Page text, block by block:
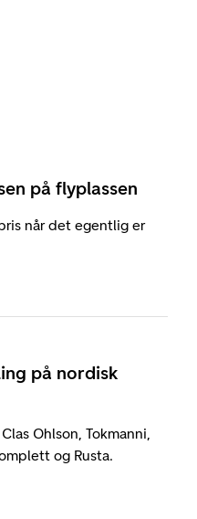
på flyplassen
når det egentlig er
på nordisk
Ohlson, Tokmanni,
og Rusta.